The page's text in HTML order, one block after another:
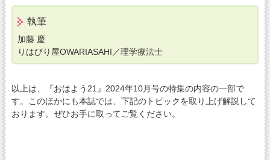
執筆
加藤 慶
りはびり屋OWARIASAHI／理学療法士
以上は、『おはよう21』2024年10月号の特集の内容の一部で
す。このほかにも本誌では、下記のトピックを取り上げ解説して
おります。ぜひお手に取ってご覧ください。